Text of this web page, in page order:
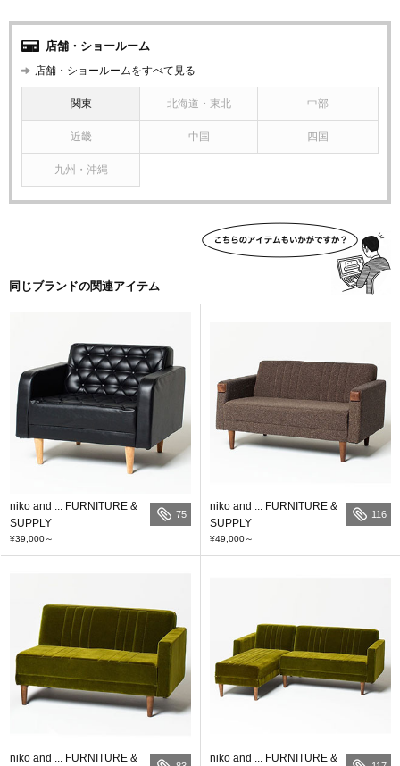
店舗・ショールーム
店舗・ショールームをすべて見る
関東 北海道・東北 中部
近畿 中国 四国
九州・沖縄
同じブランドの関連アイテム
niko and ... FURNITURE &
SUPPLY
¥39,000～
75
niko and ... FURNITURE &
SUPPLY
¥49,000～
116
niko and ... FURNITURE & niko and ... FURNITURE &